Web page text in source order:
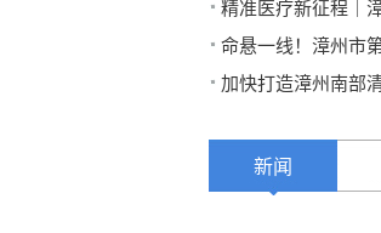
精准医疗新征程｜
命悬一线！漳州市
加快打造漳州南部
新闻